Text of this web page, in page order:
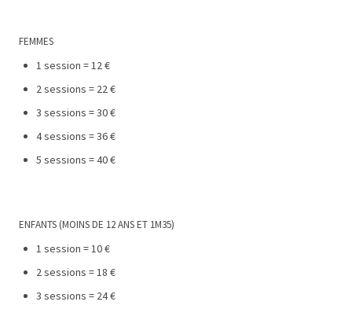
FEMMES
1 session = 12 €
2 sessions = 22 €
3 sessions = 30 €
4 sessions = 36 €
5 sessions = 40 €
ENFANTS (MOINS DE 12 ANS ET 1M35)
1 session = 10 €
2 sessions = 18 €
3 sessions = 24 €